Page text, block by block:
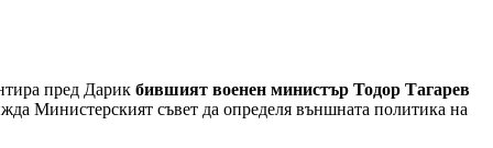
пред Дарик бившият военен министър Тодор Тагарев
Министерският съвет да определя външната политика на